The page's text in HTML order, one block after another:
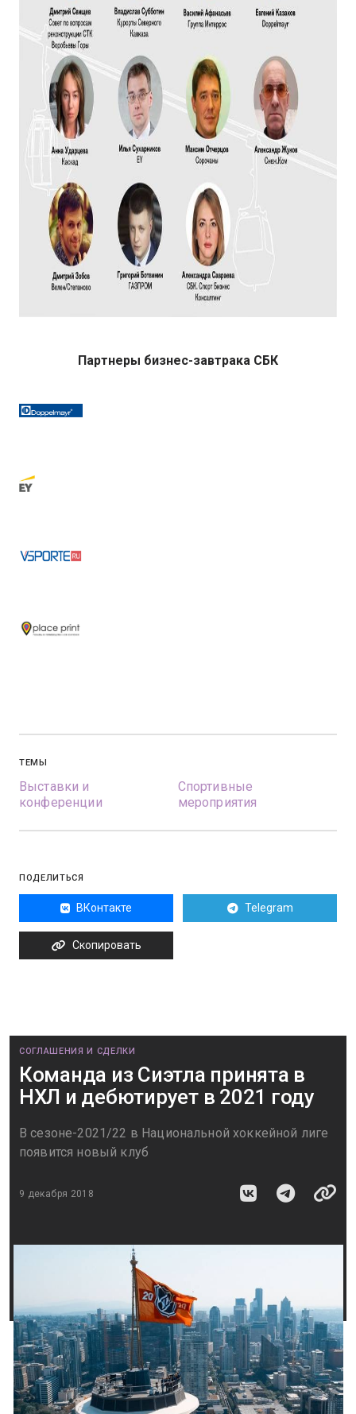
Партнеры бизнес-завтрака СБК
ТЕМЫ
Выставки и
конференции
Спортивные
мероприятия
ПОДЕЛИТЬСЯ
ВКонтакте Telegram
Скопировать
СОГЛАШЕНИЯ И СДЕЛКИ
Команда из Сиэтла принята в
НХЛ и дебютирует в 2021 году
В сезоне-2021/22 в Национальной хоккейной лиге
появится новый клуб
9 декабря 2018